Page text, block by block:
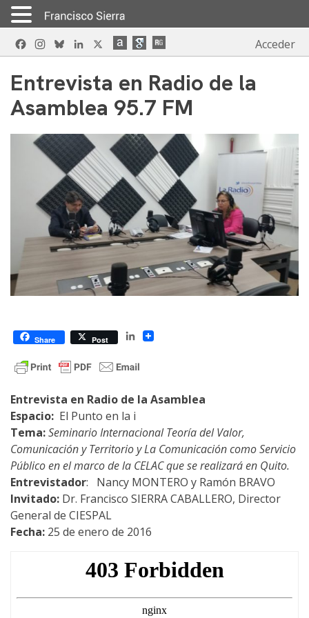
Skip
to
FacebookInstagram
BlueskyLinkedIn Acceder
Entrevista en Radio de la
Asamblea 95.7 FM
Share Post LinkedIn
Entrevista en Radio de la Asamblea
Espacio: El Punto en la i
Tema:Seminario Internacional Teoría del Valor,
Comunicación y Territorio y La Comunicación como Servicio
Público en el marco de la CELAC que se realizará en Quito.
Entrevistador: Nancy MONTERO y Ramón BRAVO
Invitado: Dr. Francisco SIERRA CABALLERO, Director
General de CIESPAL
Fecha: 25 de enero de 2016